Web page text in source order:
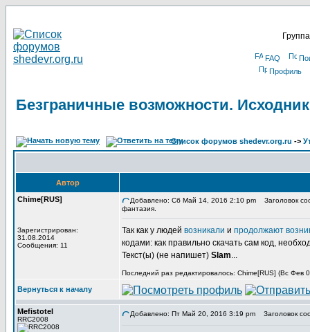
FAQ
Профиль
Безграничные возможности.
Список форумов shedevr.org.ru ->
Автор
Chime[RUS]
Зарегистрирован:
31.08.2014
Сообщения: 11
Добавлено: Сб Май 14, 2016 2:10 pm
Заголовок
фантазия.
Так как у людей возникали и продолжают
кодами: как правильно скачать сам код,
Текст(ы) (не напишет) Slam...
Последний раз редактировалось: Chime[RUS] (Вс Фев
Вернуться к началу
Mefistotel
RRC2008
Добавлено: Пт Май 20, 2016 3:19 pm Заголовок